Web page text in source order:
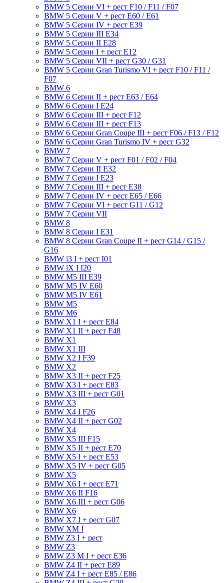
BMW 5 Серии VI + рест F10 / F11 / F07
BMW 5 Серии V + рест E60 / E61
BMW 5 Серии IV + рест E39
BMW 5 Серии III E34
BMW 5 Серии II E28
BMW 5 Серии I + рест E12
BMW 5 Серии VII + рест G30 / G31
BMW 5 Серии Gran Turismo VI + рест F10 / F11 /
F07
BMW 6
BMW 6 Серии II + рест E63 / E64
BMW 6 Серии I E24
BMW 6 Серии III + рест F12
BMW 6 Серии III + рест F13
BMW 6 Серии Gran Coupe III + рест F06 / F13 / F12
BMW 6 Серии Gran Turismo IV + рест G32
BMW 7
BMW 7 Серии V + рест F01 / F02 / F04
BMW 7 Серии II E32
BMW 7 Серии I E23
BMW 7 Серии III + рест E38
BMW 7 Серии IV + рест E65 / E66
BMW 7 Серии VI + рест G11 / G12
BMW 7 Серии VII
BMW 8
BMW 8 Серии I E31
BMW 8 Серии Gran Coupe II + рест G14 / G15 /
G16
BMW i3 I + рест I01
BMW iX I I20
BMW M5 III E39
BMW M5 IV E60
BMW M5 IV E61
BMW M5
BMW M6
BMW X1 I + рест E84
BMW X1 II + рест F48
BMW X1
BMW X1 III
BMW X2 I F39
BMW X2
BMW X3 II + рест F25
BMW X3 I + рест E83
BMW X3 III + рест G01
BMW X3
BMW X4 I F26
BMW X4 II + рест G02
BMW X4
BMW X5 III F15
BMW X5 II + рест E70
BMW X5 I + рест E53
BMW X5 IV + рест G05
BMW X5
BMW X6 I + рест E71
BMW X6 II F16
BMW X6 III + рест G06
BMW X6
BMW X7 I + рест G07
BMW XM I
BMW Z3 I + рест
BMW Z3
BMW Z3 M I + рест E36
BMW Z4 II + рест E89
BMW Z4 I + рест E85 / E86